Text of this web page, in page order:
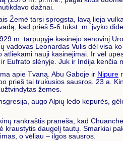
dažnai.
Žemė tarsi sprogsta, lavą lieja
kad prieš 5-6 tūkst. m. įvyko
m. tarpupyje kasinėjo senovinį
vadovas Leonardas Vulis dėl visa
nauji kasinėjimai. Ir vėl
Eufrato slėnyje. Juk ir Indija
apie Tvaną. Abu Gaboje ir Nipure
prieš tai trukusios sausros. 23 a.
žemes.
augo Alpių ledo kepurės,
rankraštis praneša, kad
kraustytis daugelį tautų. Smarkiai
o vėliau – ilgos sausros.